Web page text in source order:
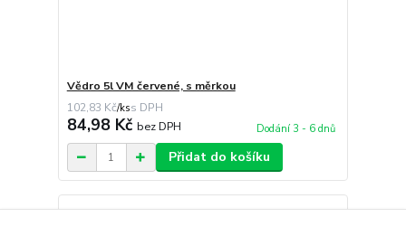
Vědro 5l VM červené, s měrkou
102,83 Kč/ks
84,98 Kč bez DPH Dodání 3 - 6 dnů
Přidat do košíku